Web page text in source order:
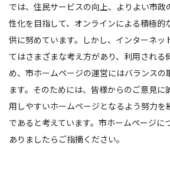
では、住民サービスの向上、よりよい市政
性化を目指して、オンラインによる積極的
供に努めています。しかし、インターネッ
てはさまざまな考え方があり、利用される
め、市ホームページの運営にはバランスの
ます。そのためには、皆様からのご意見に
用しやすいホームページとなるよう努力を
であると考えています。市ホームページに
ありましたらご指摘ください。